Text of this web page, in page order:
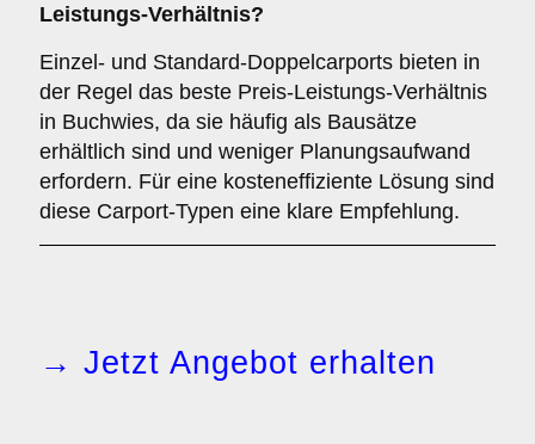
Leistungs-Verhältnis?
Einzel- und Standard-Doppelcarports bieten in
der Regel das beste Preis-Leistungs-Verhältnis
in Buchwies, da sie häufig als Bausätze
erhältlich sind und weniger Planungsaufwand
erfordern. Für eine kosteneffiziente Lösung sind
diese Carport-Typen eine klare Empfehlung.
→ Jetzt Angebot erhalten